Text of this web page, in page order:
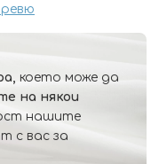
което може да
на някои
нашите
с вас за